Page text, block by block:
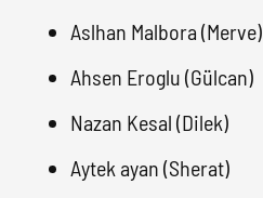
Aslhan Malbora (Merve)
Ahsen Eroglu (Gülcan)
Nazan Kesal (Dilek)
Aytek ayan (Sherat)